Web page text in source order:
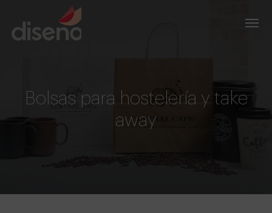
Bolsas para hostelería y take
away